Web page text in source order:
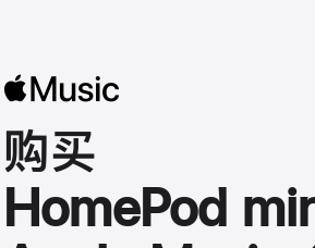
购买
HomePod